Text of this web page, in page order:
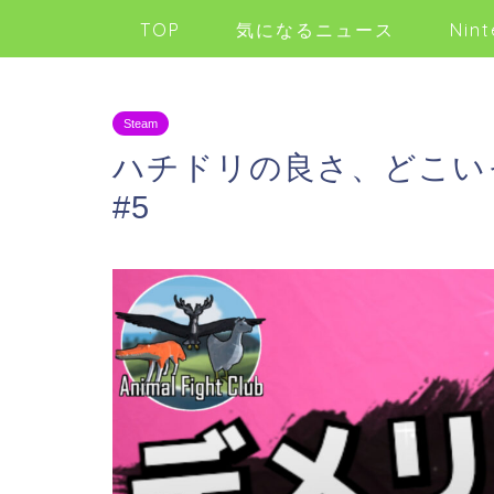
TOP 気になるニュース
Steam
ハチドリの良さ、どこ
#5